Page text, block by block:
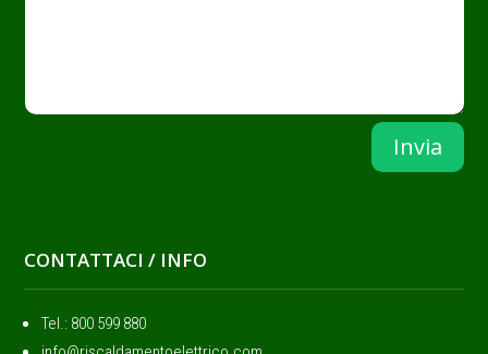
Invia
CONTATTACI / INFO
Tel.: ‭800 599 880